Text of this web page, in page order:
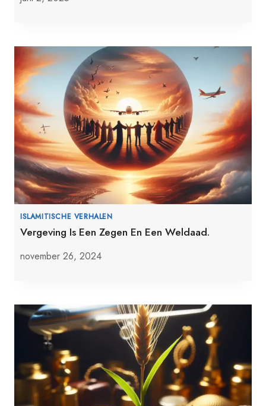
ISLAMITISCHE VERHALEN
Vergeving Is Een Zegen En Een Weldaad.
november 26, 2024